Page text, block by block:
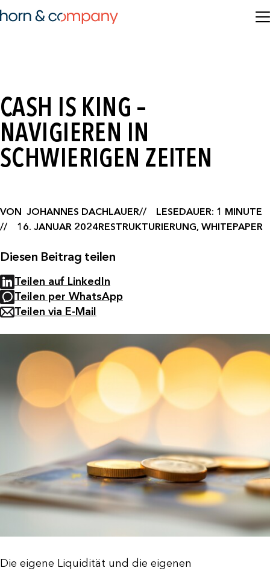
CASH IS KING –
NAVIGIEREN IN
SCHWIERIGEN ZEITEN
VON JOHANNES DACHLAUER
LESEDAUER: 1 MINUTE
16. JANUAR 2024RESTRUKTURIERUNG, WHITEPAPER
Diesen Beitrag teilen
Teilen auf LinkedIn
Teilen per WhatsApp
Teilen via E-Mail
Die eigene Liquidität und die eigenen